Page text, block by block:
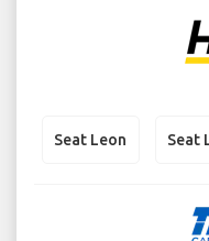
Seat Leon Seat